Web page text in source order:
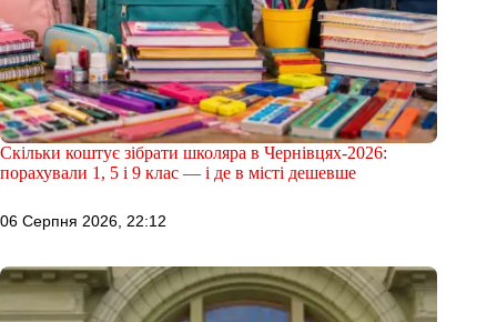
Скільки коштує зібрати школяра в Чернівцях-2026:
порахували 1, 5 і 9 клас — і де в місті дешевше
06 Серпня 2026, 22:12